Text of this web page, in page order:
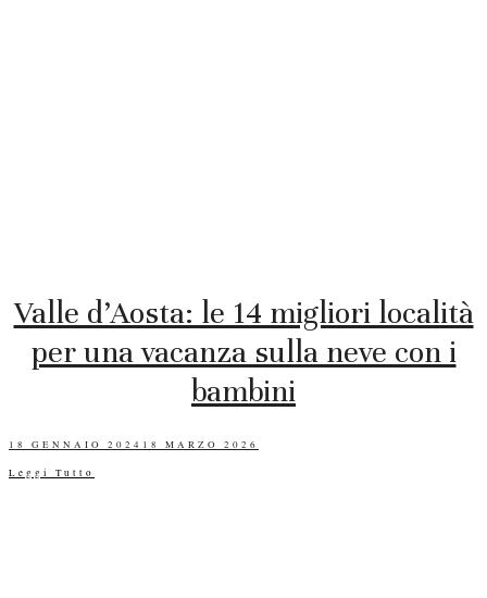
Valle d’Aosta: le 14 migliori località
per una vacanza sulla neve con i
bambini
POSTED
18 GENNAIO 2024 18 MARZO 2026
Leggi Tutto